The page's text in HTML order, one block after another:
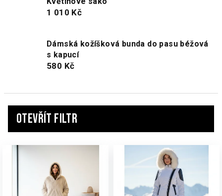
1 010 Kč
Dámská kožíšková bunda do pasu béžová
s kapucí
580 Kč
Otevřít filtr